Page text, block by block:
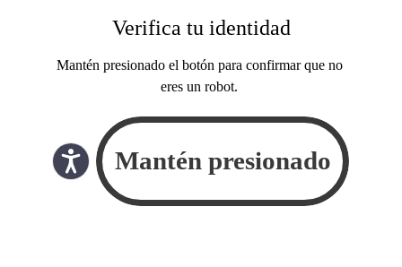
Verifica tu identidad
Mantén presionado el botón para confirmar que no
eres un robot.